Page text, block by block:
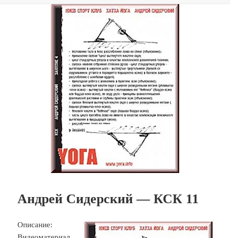
Андрей Сидерский — КСК 11
Описание: